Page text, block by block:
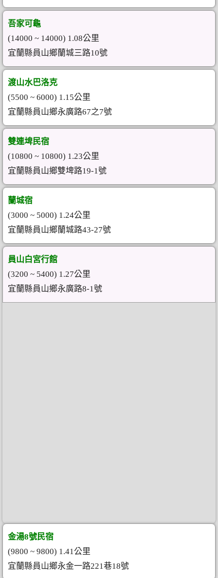
吾家可龜
(14000 ~ 14000) 1.08公里
宜蘭縣員山鄉蘭城三路10號
渡山水巴洛克
(5500 ~ 6000) 1.15公里
宜蘭縣員山鄉永廣路67之7號
雙連埤民宿
(10800 ~ 10800) 1.23公里
宜蘭縣員山鄉雙埤路19-1號
蘭城宿
(3000 ~ 5000) 1.24公里
宜蘭縣員山鄉蘭城路43-27號
員山白宮行館
(3200 ~ 5400) 1.27公里
宜蘭縣員山鄉永廣路8-1號
金湯8號民宿
(9800 ~ 9800) 1.41公里
宜蘭縣員山鄉永金一路221巷18號